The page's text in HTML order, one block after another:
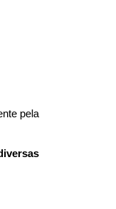
pela